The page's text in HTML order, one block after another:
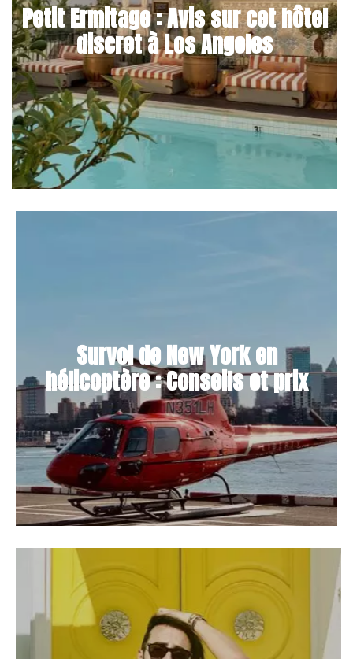
Petit Ermitage : Avis sur cet hôtel
discret à Los Angeles
Survol de New York en
hélicoptère : Conseils et prix